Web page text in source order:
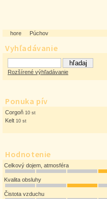
Vyhľadávanie
Rozšírené výhľadávanie
Ponuka pív
Corgoň 10 st
Kelt 10 st
Hodnotenie
Celkový dojem, atmosféra
Kvalita obsluhy
Čistota vzduchu
hore Púchov